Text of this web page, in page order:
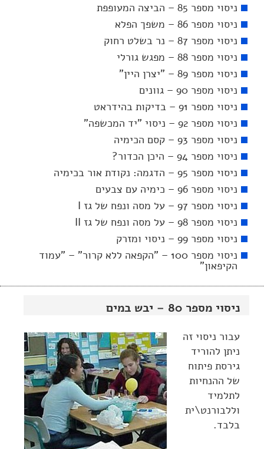
ניסוי מספר 80 – יבש במים
עבור ניסוי זה
ניתן להוריד
גירסת פיתוח
של ההנחיות
לתלמיד
וללבורנט\ית
בלבד.
ניסוי מספר 85 – הביצה המעופפת
ניסוי מספר 86 – משפך הפלא
ניסוי מספר 87 – נר בשלט רחוק
ניסוי מספר 88 – מפגש גורלי
ניסוי מספר 89 – "יצרן היין"
ניסוי מספר 90 – גוונים
ניסוי מספר 91 – בדיקות בהידראט
ניסוי מספר 92 – ניסוי "יד המכשפה"
ניסוי מספר 93 – קסם הכימיה
ניסוי מספר 94 – היכן הכדור?
ניסוי מספר 95 – הדגמה: נקודת אור בכימיה
ניסוי מספר 96 – כימיה עם צבעים
ניסוי מספר 97 – על מסה ונפח של גז I
ניסוי מספר 98 – על מסה ונפח של גז II
ניסוי מספר 99 – ניסוי ומזרק
ניסוי מספר 100 – "הקפאה ללא קרור" – "עמוד
הקיפאון"